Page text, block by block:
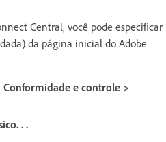
Central, você pode especificar
da página inicial do Adobe
e controle >
. .